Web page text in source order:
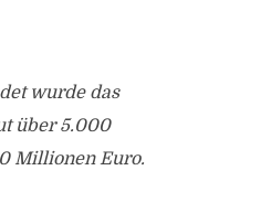
wurde das
über 5.000
Millionen Euro.